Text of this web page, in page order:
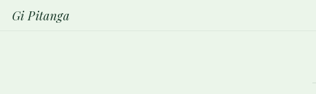
Gi Pitanga